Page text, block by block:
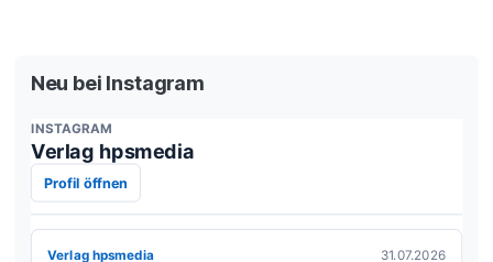
Neu bei Instagram